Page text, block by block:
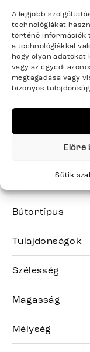
A legjobb
technológiákat
történő információk
a technológiákkal
hogy olyan adatokat
vagy az egyedi
megtagadása vagy
bizonyos
Előre
Sütik
Termék súlya
Bútortípus
Tulajdonságok
Szélesség
Magasság
Mélység